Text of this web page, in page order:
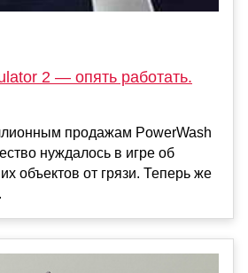
2 — опять работать.
продажам PowerWash
нуждалось в игре об
объектов от грязи. Теперь же